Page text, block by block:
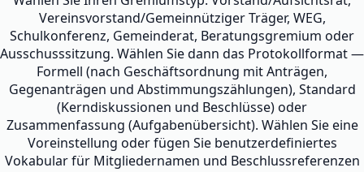
Vereinsvorstand/Gemeinnütziger Träger, WEG,
Schulkonferenz, Gemeinderat, Beratungsgremium oder
Ausschusssitzung. Wählen Sie dann das Protokollformat —
Formell (nach Geschäftsordnung mit Anträgen,
Gegenanträgen und Abstimmungszählungen), Standard
(Kerndiskussionen und Beschlüsse) oder
Zusammenfassung (Aufgabenübersicht). Wählen Sie eine
Voreinstellung oder fügen Sie benutzerdefiniertes
Vokabular für Mitgliedernamen und Beschlussreferenzen